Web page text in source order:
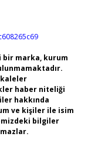
marka, kurum
haber niteliği
hakkında
ve kişiler ile isim
bilgiler